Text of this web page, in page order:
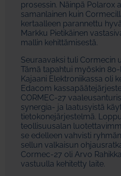
prosessin. Näinpä Polarox
samanlainen kuin
kertaalleen parannettu
Markku Pietikäinen
mallin kehittämisestä.
Seuraavaksi tuli Cormecin
Tämä tapahtui myöskin
Kajaani Elektroniikassa oli
Edacom
CORMEC-27
synergia- ja laatusyistä
tietokonejärjestelmä.
teollisuusalan
se edelleen vahvisti
sellun valkaisun
Cormec-27 oli Arvo
vastuulla kehitetty laite.